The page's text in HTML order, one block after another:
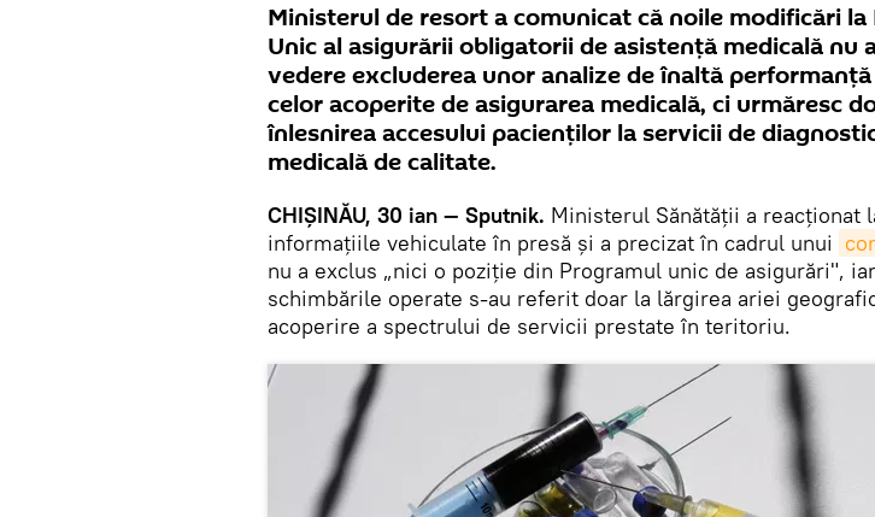
Ministerul de resort a comunicat că noile modificări
Unic al asigurării obligatorii de asistență medicală nu
vedere excluderea unor analize de înaltă
celor acoperite de asigurarea medicală, ci urmăresc
înlesnirea accesului pacienţilor la servicii de
medicală de calitate.
CHIŞINĂU, 30 ian — Sputnik. Ministerul Sănătăţii a reacţionat
informaţiile vehiculate în presă şi a precizat în cadrul unui
nu a exclus „nici o poziție din Programul unic de asigurări", iar
schimbările operate s-au referit doar la lărgirea ariei
acoperire a spectrului de servicii prestate în teritoriu.